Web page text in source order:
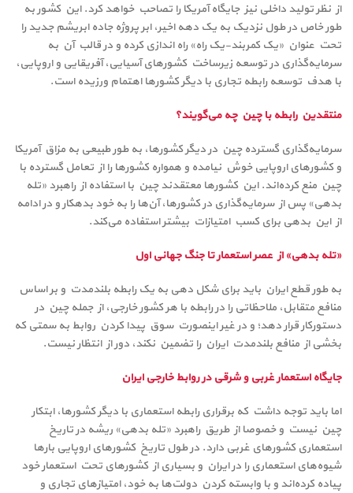
از نظر تولید داخلی نیز جایگاه آمریکا را تصاحب خواهد کرد. این کشور به
طور خاص در طول نزدیک به یک دهه اخیر، ابر پروژه جاده ابریشم جدید را
تحت عنوان «یک کمربند-یک راه» راه اندازی کرده و در قالب آن به
سرمایه‌گذاری در توسعه زیرساخت کشورهای آسیایی، آفریقایی و اروپایی،
با هدف توسعه رابطه تجاری با دیگر کشورها اهتمام ورزیده است.
منتقدین رابطه با چین چه می‌گویند؟
سرمایه‌گذاری گسترده چین در دیگر کشورها، به طور طبیعی به مزاق آمریکا
و کشورهای اروپایی خوش نیامده و همواره کشورها را از تعامل گسترده با
چین منع کرده‌اند. این کشورها معتقدند چین با استفاده از راهبرد «تله
بدهی» پس از سرمایه‌گذاری در کشورها، آن‌ها را به خود بدهکار و در ادامه
از این بدهی برای کسب امتیازات بیشتر استفاده می‌کند.
«تله بدهی» از عصر استعمار تا جنگ جهانی اول
به طور قطع ایران باید برای شکل دهی به یک رابطه بلندمدت و بر اساس
منافع متقابل، ملاحظاتی را در رابطه با هر کشور خارجی، از جمله چین در
دستورکار قرار دهد؛ و در غیر اینصورت سوق پیدا کردن روابط به سمتی که
بخشی از منافع بلندمدت ایران را تضمین نکند، دور از انتظار نیست.
جایگاه استعمار غربی و شرقی در روابط خارجی ایران
اما باید توجه داشت که برقراری رابطه استعماری با دیگر کشورها، ابتکار
چین نیست و خصوصا از طریق راهبرد «تله بدهی» ریشه در تاریخ
استعماری کشورهای غربی دارد. در طول تاریخ کشورهای اروپایی بارها
شیوه‌های استعماری را در ایران و بسیاری از کشورهای تحت استعمار خود
پیاده کرده‌اند و با وابسته کردن دولت‌ها به خود، امتیازهای تجاری و